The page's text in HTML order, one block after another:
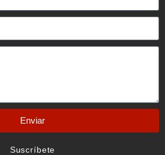
Enviar
Suscríbete